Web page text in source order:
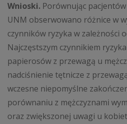
Wnioski. Porównując
UNM obserwowano różnice w
czynników ryzyka w zależności
Najczęstszym czynnikiem
papierosów z przewagą u
nadciśnienie tętnicze z
wczesne niepomyślne
porównaniu z mężczyznami
oraz zwiększonej uwagi u